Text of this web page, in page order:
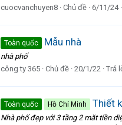
cuocvanchuyen8 Chủ đề 6/11/24
Toàn quốc Mẫu nhà
nhà phố
công ty 365 Chủ đề 20/1/22 Trả
Toàn quốc Hồ Chí Minh Thiết
Nhà phố đẹp với 3 tầng 2 măt tiền